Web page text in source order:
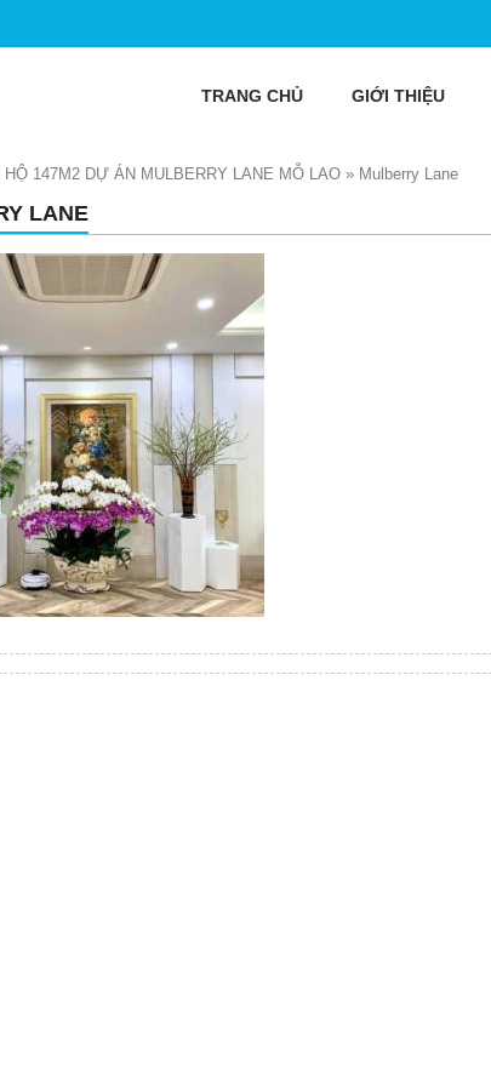
TRANG CHỦ GIỚI THIỆU
147M2 DỰ ÁN MULBERRY LANE MỖ LAO » Mulberry Lane
LANE